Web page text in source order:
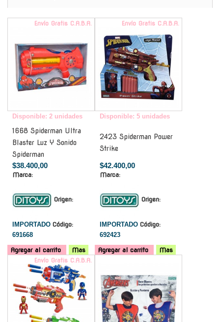
Envío Gratis C.A.B.A.
Disponible: 2 unidades
1668 Spiderman Ultra
Blaster Luz Y Sonido
Spiderman
$38.400,00
Marca:
Origen:
IMPORTADO Código:
691668
Agregar al carrito Mas
Envío Gratis C.A.B.A.
Disponible: 5 unidades
2423 Spiderman Power
Strike
$42.400,00
Marca:
Origen:
IMPORTADO Código:
692423
Agregar al carrito
Mas
Envío Gratis C.A.B.A.